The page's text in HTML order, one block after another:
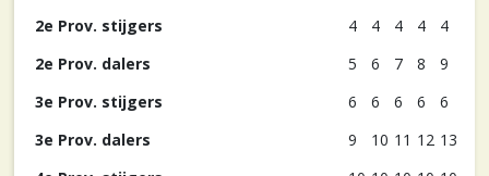
2e Prov. stijgers
4 4 4 4
4
2e Prov. dalers
5 6 7 8
9
3e Prov. stijgers
6 6 6 6
6
3e Prov. dalers
9 10 11 12 13